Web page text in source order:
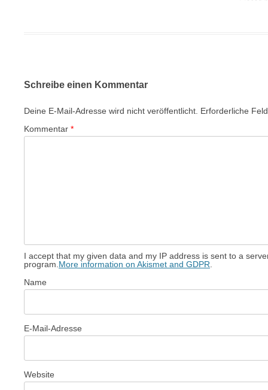
Schreibe einen Kommentar
Deine E-Mail-Adresse wird nicht veröffentlicht. Erforderliche
Kommentar *
I accept that my given data and my IP address is sent to a
program. More information on Akismet and GDPR
Name
E-Mail-Adresse
Website